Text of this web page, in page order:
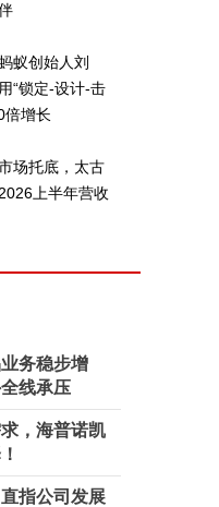
蚁创始人刘
“锁定-设计-击
倍增长
场托底，太古
上半年营收
务稳步增
线承压
，海普诺凯
指公司发展